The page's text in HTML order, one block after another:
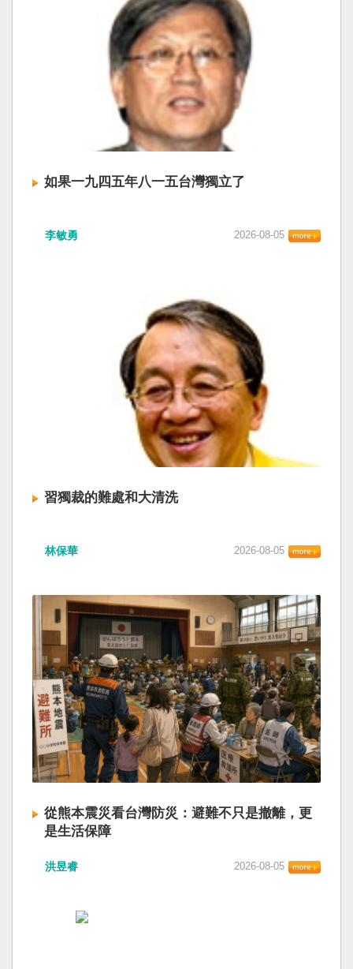
如果一九四五年八一五台灣獨立了
李敏勇 2026-08-05
習獨裁的難處和大清洗
林保華 2026-08-05
從熊本震災看台灣防災：避難不只是撤離，更
是生活保障
洪昱睿 2026-08-05